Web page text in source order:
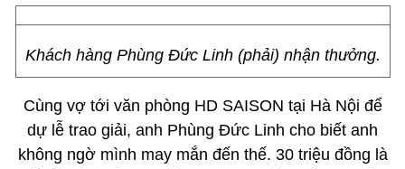
Khách hàng Phùng Đức Linh (phải) nhận thưởng.
Cùng vợ tới văn phòng HD SAISON tại Hà Nội để
dự lễ trao giải, anh Phùng Đức Linh cho biết anh
không ngờ mình may mắn đến thế. 30 triệu đồng là